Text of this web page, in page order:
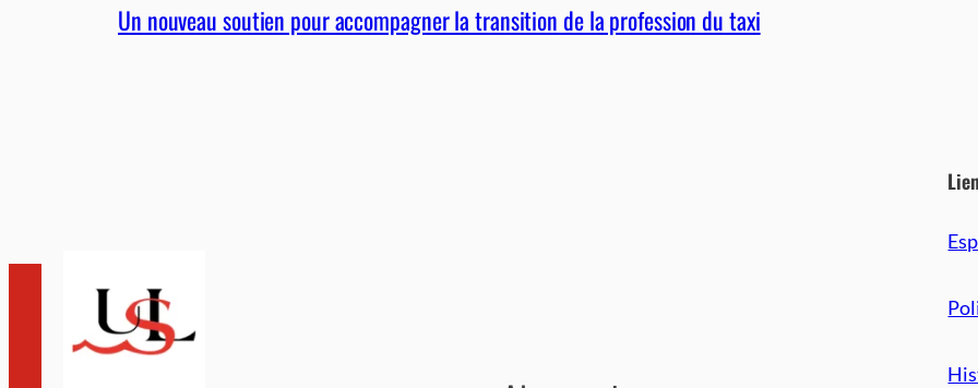
Un nouveau soutien pour accompagner la transition de la profession du taxi